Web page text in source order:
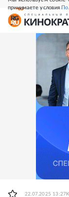
принимаете условия
СВЕЖИЙ НОМЕР
22.07.2025 13:27